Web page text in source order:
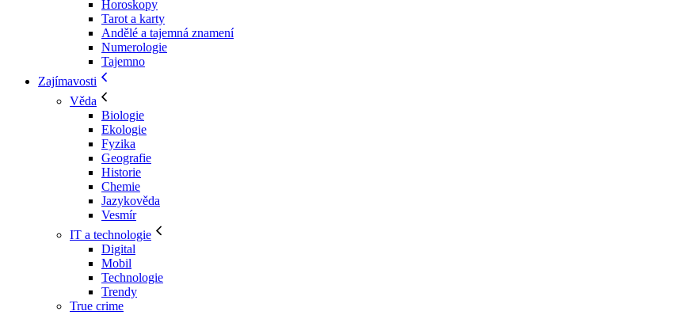
Horoskopy
Tarot a karty
Andělé a tajemná znamení
Numerologie
Tajemno
Zajímavosti
Věda
Biologie
Ekologie
Fyzika
Geografie
Historie
Chemie
Jazykověda
Vesmír
IT a technologie
Digital
Mobil
Technologie
Trendy
True crime